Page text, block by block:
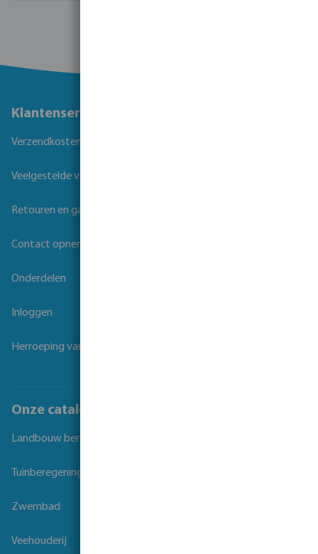
Klantenservice
Verzendkosten
Veelgestelde vragen
Retouren en garantie
Contact opnemen
Onderdelen
Inloggen
Herroeping van overeenkomst
Onze catalogi
Landbouw beregening
Tuinberegening
Zwembad
Veehouderij